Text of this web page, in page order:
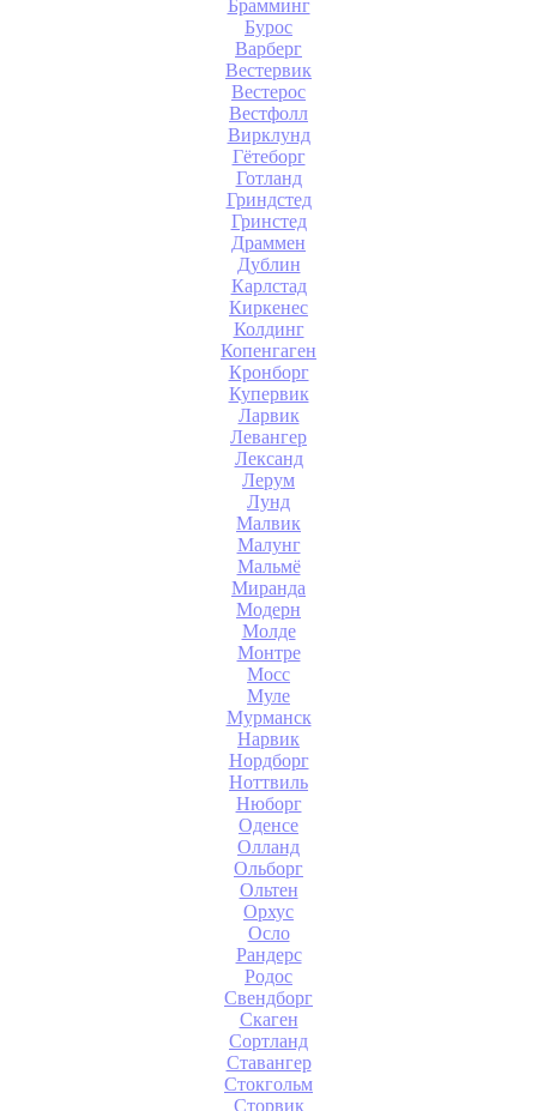
Брамминг
Бурос
Варберг
Вестервик
Вестерос
Вестфолл
Вирклунд
Гётеборг
Готланд
Гриндстед
Гринстед
Драммен
Дублин
Карлстад
Киркенес
Колдинг
Копенгаген
Кронборг
Купервик
Ларвик
Левангер
Лександ
Лерум
Лунд
Малвик
Малунг
Мальмё
Миранда
Модерн
Молде
Монтре
Мосс
Муле
Мурманск
Нарвик
Нордборг
Ноттвиль
Нюборг
Оденсе
Олланд
Ольборг
Ольтен
Орхус
Осло
Рандерс
Родос
Свендборг
Скаген
Сортланд
Ставангер
Стокгольм
Сторвик